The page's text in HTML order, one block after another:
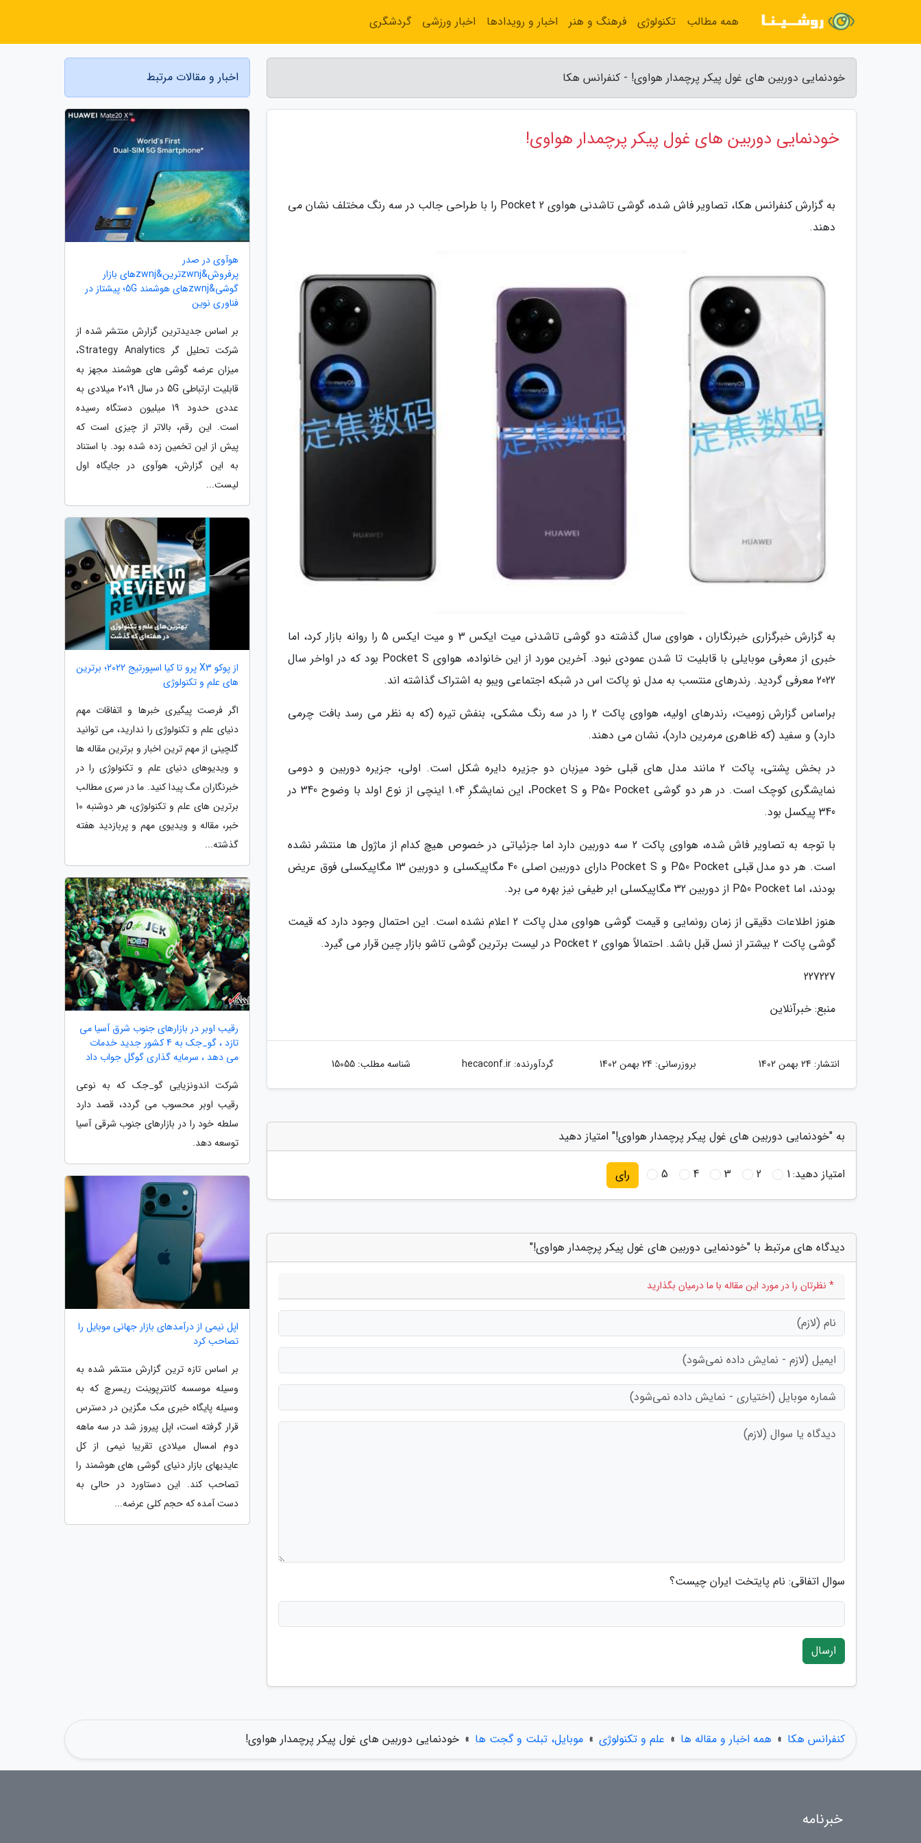
خودنمایی دوربین های غول پیکر پرچمدار هواوی! - کنفرانس هکا
خودنمایی دوربین های غول پیکر پرچمدار هواوی!
به گزارش کنفرانس هکا، تصاویر فاش شده، گوشی تاشدنی هواوی Pocket 2 را با طراحی جالب در سه رنگ مختلف نشان می
دهند.
به گزارش خبرگزاری خبرنگاران ، هواوی سال گذشته دو گوشی تاشدنی میت ایکس 3 و میت ایکس 5 را روانه بازار کرد، اما
خبری از معرفی موبایلی با قابلیت تا شدن عمودی نبود. آخرین مورد از این خانواده، هواوی Pocket S بود که در اواخر سال
2022 معرفی گردید. رندرهای منتسب به مدل نو پاکت اس در شبکه اجتماعی ویبو به اشتراک گذاشته اند.
براساس گزارش زومیت، رندرهای اولیه، هواوی پاکت 2 را در سه رنگ مشکی، بنفش تیره (که به نظر می رسد بافت چرمی
دارد) و سفید (که ظاهری مرمرین دارد)، نشان می دهند.
در بخش پشتی، پاکت 2 مانند مدل های قبلی خود میزبان دو جزیره دایره شکل است. اولی، جزیره دوربین و دومی
نمایشگری کوچک است. در هر دو گوشی P50 Pocket و Pocket S، این نمایشگرِ 1.04 اینچی از نوع اولد با وضوح 340 در
340 پیکسل بود.
با توجه به تصاویر فاش شده، هواوی پاکت 2 سه دوربین دارد اما جزئیاتی در خصوص هیچ کدام از ماژول ها منتشر نشده
است. هر دو مدل قبلی P50 Pocket و Pocket S دارای دوربین اصلی 40 مگاپیکسلی و دوربین 13 مگاپیکسلی فوق عریض
بودند، اما P50 Pocket از دوربین 32 مگاپیکسلی ابر طیفی نیز بهره می برد.
هنوز اطلاعات دقیقی از زمان رونمایی و قیمت گوشی هواوی مدل پاکت 2 اعلام نشده است. این احتمال وجود دارد که قیمت
گوشی پاکت 2 بیشتر از نسل قبل باشد. احتمالاً هواوی Pocket 2 در لیست برترین گوشی تاشو بازار چین قرار می گیرد.
227227
منبع: خبرآنلاین
انتشار: 24 بهمن 1402 بروزرسانی: 24 بهمن 1402 گردآورنده:hecaconf.ir شناسه مطلب: 15055
به "خودنمایی دوربین های غول پیکر پرچمدار هواوی!" امتیاز دهید
امتیاز دهید:1
2
3
4
5 رای
دیدگاه های مرتبط با "خودنمایی دوربین های غول پیکر پرچمدار هواوی!"
* نظرتان را در مورد این مقاله با ما درمیان بگذارید
سوال اتفاقی: نام پایتخت ایران چیست؟
ارسال
اخبار و مقالات مرتبط
هوآوی در صدر
پرفروش&zwnjترین&zwnjهای بازار
گوشی&zwnjهای هوشمند 5G؛ پیشتاز در
فناوری نوین
بر اساس جدیدترین گزارش منتشر شده از
شرکت تحلیل گر Strategy Analytics،
میزان عرضه گوشی های هوشمند مجهز به
قابلیت ارتباطی 5G در سال 2019 میلادی به
عددی حدود 19 میلیون دستگاه رسیده
است. این رقم، بالاتر از چیزی است که
پیش از این تخمین زده شده بود. با استناد
به این گزارش، هوآوی در جایگاه اول
لیست...
از پوکو X3 پرو تا کیا اسپورتیج 2022؛ برترین
های علم و تکنولوژی
اگر فرصت پیگیری خبرها و اتفاقات مهم
دنیای علم و تکنولوژی را ندارید، می توانید
گلچینی از مهم ترین اخبار و برترین مقاله ها
و ویدیوهای دنیای علم و تکنولوژی را در
خبرنگاران مگ پیدا کنید. ما در سری مطالب
برترین های علم و تکنولوژی، هر دوشنبه 10
خبر، مقاله و ویدیوی مهم و پربازدید هفته
گذشته...
رقیب اوبر در بازارهای جنوب شرق آسیا می
تازد ، گو_جک به 4 کشور جدید خدمات
می دهد ، سرمایه گذاری گوگل جواب داد
شرکت اندونزیایی گو_جک که به نوعی
رقیب اوبر محسوب می گردد، قصد دارد
سلطه خود را در بازارهای جنوب شرقی آسیا
توسعه دهد.
اپل نیمی از درآمدهای بازار جهانی موبایل را
تصاحب کرد
بر اساس تازه ترین گزارش منتشر شده به
وسیله موسسه کانترپوینت ریسرچ که به
وسیله پایگاه خبری مک مگزین در دسترس
قرار گرفته است، اپل پیروز شد در سه ماهه
دوم امسال میلادی تقریبا نیمی از کل
عایدیهای بازار دنیای گوشی های هوشمند را
تصاحب کند. این دستاورد در حالی به
دست آمده که حجم کلی عرضه...
کنفرانس هکا » همه اخبار و مقاله ها » علم و تکنولوژی » موبایل، تبلت و گجت ها » خودنمایی دوربین های غول پیکر پرچمدار هواوی!
همه مطالب تکنولوژی فرهنگ و هنر اخبار و رویدادها اخبار ورزشی گردشگری
خبرنامه